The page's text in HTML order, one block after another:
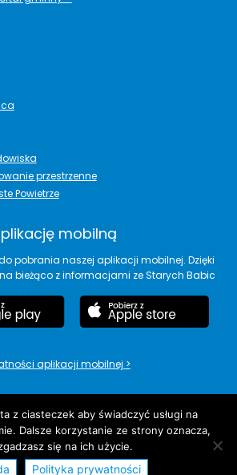
przestrzenne
Powietrze
mobilną
pobrania naszej aplikacji mobilnej. Dzięki
bieżąco z informacjami ze Starych Babic
aplikacji mobilnej >
copyright© Urząd Gminy Stare Babice
z ciasteczek aby świadczyć usługi na
Dalsze korzystanie ze strony oznacza,
się na ich użycie.
Polityka prywatności